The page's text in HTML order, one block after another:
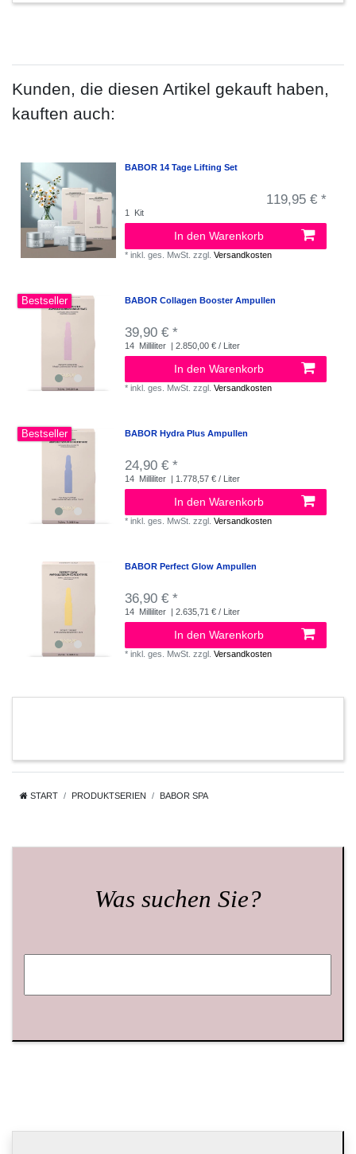
Kunden, die diesen Artikel gekauft haben,
kauften auch:
BABOR 14 Tage Lifting Set
119,95 € *
1 Kit
In den Warenkorb
*inkl. ges. MwSt. zzgl.Versandkosten
Bestseller BABOR Collagen Booster Ampullen
39,90 € *
14 Milliliter | 2.850,00 € / Liter
In den Warenkorb
*inkl. ges. MwSt. zzgl.Versandkosten
Bestseller BABOR Hydra Plus Ampullen
24,90 € *
14 Milliliter | 1.778,57 € / Liter
In den Warenkorb
*inkl. ges. MwSt. zzgl.Versandkosten
BABOR Perfect Glow Ampullen
36,90 € *
14 Milliliter | 2.635,71 € / Liter
In den Warenkorb
*inkl. ges. MwSt. zzgl.Versandkosten
START PRODUKTSERIEN BABOR SPA
Was suchen Sie?